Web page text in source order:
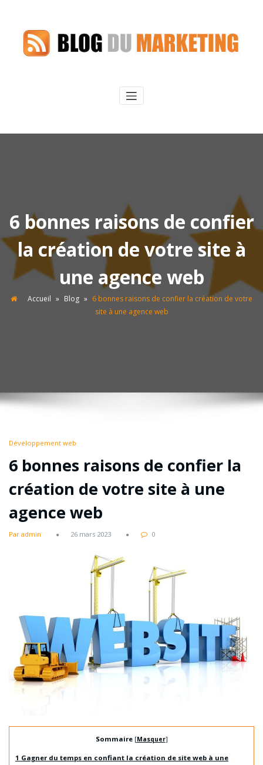
contenu
6 bonnes raisons de confier
la création de votre site à
une agence web
Accueil » Blog » 6 bonnes raisons de confier la création de votre
site à une agence web
Développement web
6 bonnes raisons de confier la
création de votre site à une
agence web
Par admin 26 mars 2023 0
Sommaire [Masquer]
1 Gagner du temps en confiant la création de site web à une